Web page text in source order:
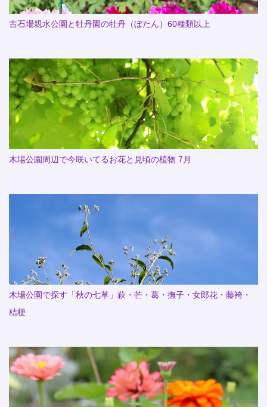
古石場親水公園と牡丹園の牡丹（ぼたん）60種類以上
木場公園周辺で今咲いてるお花と見頃の植物 7月
木場公園で探す「秋の七草」萩・芒・葛・撫子・女郎花・藤袴・
桔梗